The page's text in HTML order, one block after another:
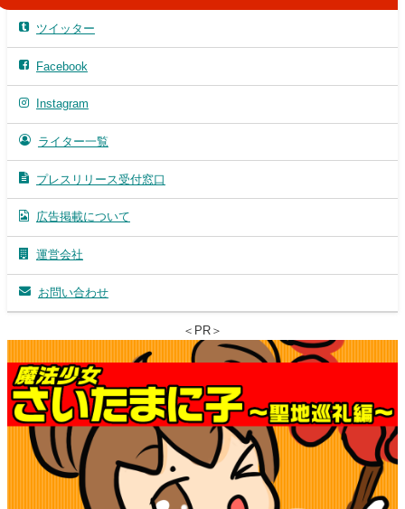
ツイッター
Facebook
Instagram
ライター一覧
プレスリリース受付窓口
広告掲載について
運営会社
お問い合わせ
＜PR＞